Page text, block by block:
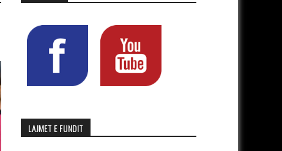
LAJMET E FUNDIT